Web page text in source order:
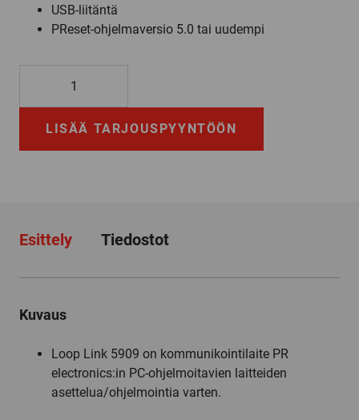
USB-liitäntä
PReset-ohjelmaversio 5.0 tai uudempi
LISÄÄ TARJOUSPYYNTÖÖN
Esittely Tiedostot
Kuvaus
Loop Link 5909 on kommunikointilaite PR
electronics:in PC-ohjelmoitavien laitteiden
asettelua/ohjelmointia varten.